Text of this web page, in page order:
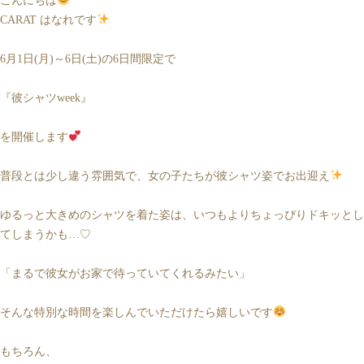
CARAT はなれです
6月1日(月)～6日(土)の6日間限定で
『彼シャツweek』
を開催します
普段とは少し違う雰囲気で、女の子たちが彼シャツ姿でお出迎え
ゆるっと大きめのシャツを着た姿は、いつもよりちょっぴりドキッとし
てしまうかも…♡
「まるで彼女がお家で待っていてくれるみたい」
そんな特別な時間を楽しんでいただけたら嬉しいです
もちろん、